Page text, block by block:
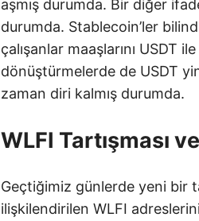
aşmış durumda. Bir diğer
durumda. Stablecoin’ler
çalışanlar maaşlarını USDT
dönüştürmelerde de USDT
zaman diri kalmış durumda.
WLFI Tartışması
Geçtiğimiz günlerde yeni bir
ilişkilendirilen WLFI